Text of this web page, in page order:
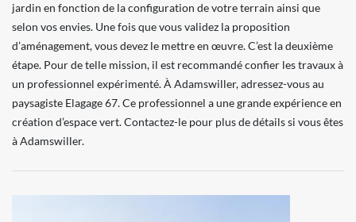
jardin en fonction de la configuration de votre terrain ainsi que
selon vos envies. Une fois que vous validez la proposition
d’aménagement, vous devez le mettre en œuvre. C’est la deuxième
étape. Pour de telle mission, il est recommandé confier les travaux à
un professionnel expérimenté. À Adamswiller, adressez-vous au
paysagiste Elagage 67. Ce professionnel a une grande expérience en
création d’espace vert. Contactez-le pour plus de détails si vous êtes
à Adamswiller.